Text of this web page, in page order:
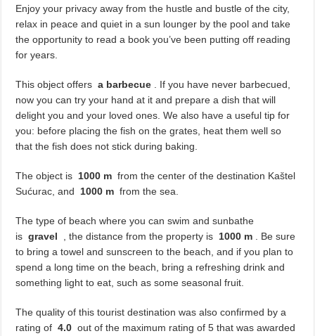
Enjoy your privacy away from the hustle and bustle of the city,
relax in peace and quiet in a sun lounger by the pool and take
the opportunity to read a book you’ve been putting off reading
for years.
This object offersa barbecue . If you have never barbecued,
now you can try your hand at it and prepare a dish that will
delight you and your loved ones. We also have a useful tip for
you: before placing the fish on the grates, heat them well so
that the fish does not stick during baking.
The object is 1000 m from the center of the destination Kaštel
Sućurac, and 1000 m from the sea.
The type of beach where you can swim and sunbathe
isgravel , the distance from the property is 1000 m . Be sure
to bring a towel and sunscreen to the beach, and if you plan to
spend a long time on the beach, bring a refreshing drink and
something light to eat, such as some seasonal fruit.
The quality of this tourist destination was also confirmed by a
rating of4.0 out of the maximum rating of 5 that was awarded